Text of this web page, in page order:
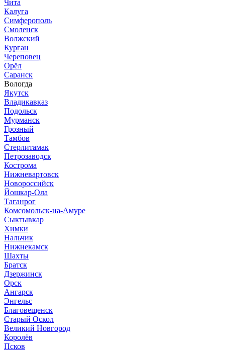
Чита
Калуга
Симферополь
Смоленск
Волжский
Курган
Череповец
Орёл
Саранск
Вологда
Якутск
Владикавказ
Подольск
Мурманск
Грозный
Тамбов
Стерлитамак
Петрозаводск
Кострома
Нижневартовск
Новороссийск
Йошкар-Ола
Таганрог
Комсомольск-на-Амуре
Сыктывкар
Химки
Нальчик
Нижнекамск
Шахты
Братск
Дзержинск
Орск
Ангарск
Энгельс
Благовещенск
Старый Оскол
Великий Новгород
Королёв
Псков